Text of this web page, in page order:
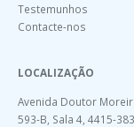
Testemunhos
Contacte-nos
LOCALIZAÇÃO
Avenida Doutor
593-B, Sala 4, 4415-383